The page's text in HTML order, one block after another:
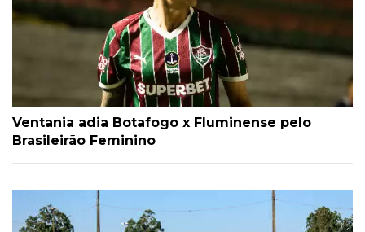
Ventania adia Botafogo x Fluminense pelo
Brasileirão Feminino